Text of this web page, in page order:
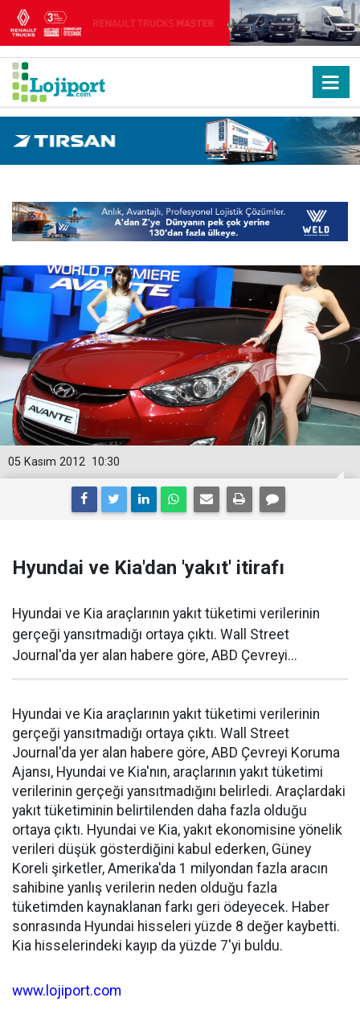
10:30
05 Kasım 2012
Hyundai ve Kia'dan 'yakıt' itirafı
Hyundai ve Kia araçlarının yakıt tüketimi verilerinin
gerçeği yansıtmadığı ortaya çıktı. Wall Street
Journal'da yer alan habere göre, ABD Çevreyi...
Hyundai ve Kia araçlarının yakıt tüketimi verilerinin
gerçeği yansıtmadığı ortaya çıktı. Wall Street
Journal'da yer alan habere göre, ABD Çevreyi Koruma
Ajansı, Hyundai ve Kia'nın, araçlarının yakıt tüketimi
verilerinin gerçeği yansıtmadığını belirledi. Araçlardaki
yakıt tüketiminin belirtilenden daha fazla olduğu
ortaya çıktı. Hyundai ve Kia, yakıt ekonomisine yönelik
verileri düşük gösterdiğini kabul ederken, Güney
Koreli şirketler, Amerika'da 1 milyondan fazla aracın
sahibine yanlış verilerin neden olduğu fazla
tüketimden kaynaklanan farkı geri ödeyecek. Haber
sonrasında Hyundai hisseleri yüzde 8 değer kaybetti.
Kia hisselerindeki kayıp da yüzde 7'yi buldu.
www.lojiport.com